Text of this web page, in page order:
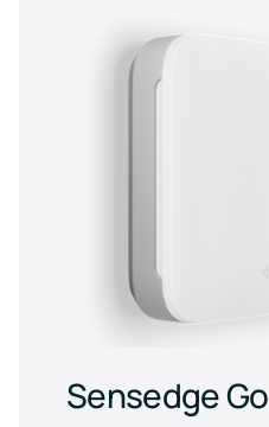
Sensedge Go